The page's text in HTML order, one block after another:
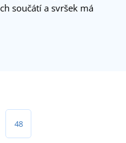
součátí a svršek má
48